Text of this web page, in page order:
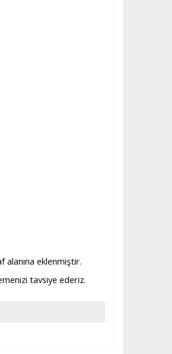
eklenmiştir.
tavsiye ederiz.